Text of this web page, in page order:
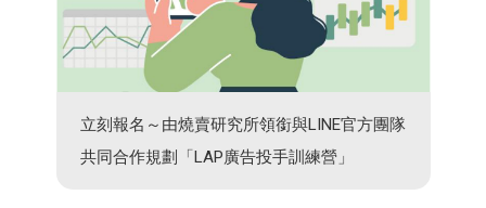
立刻報名～由燒賣研究所領銜與LINE官方團隊
共同合作規劃「LAP廣告投手訓練營」